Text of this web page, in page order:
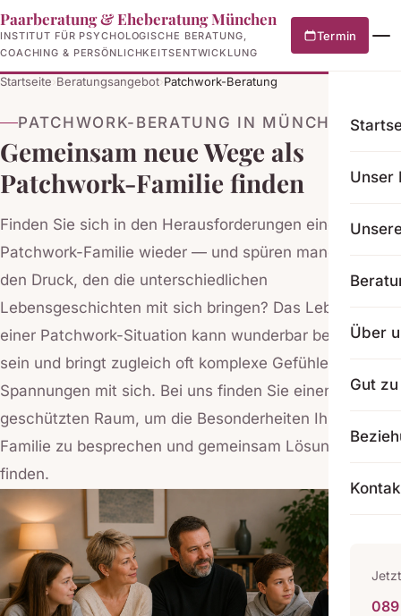
Paarberatung & Eheberatung München
INSTITUT FÜR PSYCHOLOGISCHE BERATUNG,
COACHING & PERSÖNLICHKEITSENTWICKLUNG
Termin
Unser
Über
Gut
089
Startseite›Beratungsangebot›Patchwork-Beratung
PATCHWORK-BERATUNG IN MÜNCHEN
Gemeinsam neue Wege als
Patchwork-Familie finden
Finden Sie sich in den Herausforderungen einer
Patchwork-Familie wieder — und spüren manchmal
den Druck, den die unterschiedlichen
Lebensgeschichten mit sich bringen? Das Leben in
einer Patchwork-Situation kann wunderbar bereichernd
sein und bringt zugleich oft komplexe Gefühle und
Spannungen mit sich. Bei uns finden Sie einen
geschützten Raum, um die Besonderheiten Ihrer
Familie zu besprechen und gemeinsam Lösungen zu
finden.